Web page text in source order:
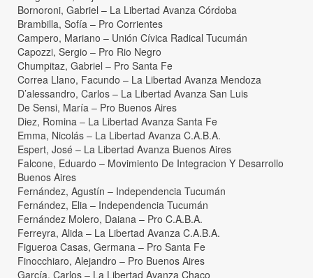
Bornoroni, Gabriel – La Libertad Avanza Córdoba
Brambilla, Sofía – Pro Corrientes
Campero, Mariano – Unión Cívica Radical Tucumán
Capozzi, Sergio – Pro Rio Negro
Chumpitaz, Gabriel – Pro Santa Fe
Correa Llano, Facundo – La Libertad Avanza Mendoza
D’alessandro, Carlos – La Libertad Avanza San Luis
De Sensi, María – Pro Buenos Aires
Diez, Romina – La Libertad Avanza Santa Fe
Emma, Nicolás – La Libertad Avanza C.A.B.A.
Espert, José – La Libertad Avanza Buenos Aires
Falcone, Eduardo – Movimiento De Integracion Y Desarrollo
Buenos Aires
Fernández, Agustín – Independencia Tucumán
Fernández, Elia – Independencia Tucumán
Fernández Molero, Daiana – Pro C.A.B.A.
Ferreyra, Alida – La Libertad Avanza C.A.B.A.
Figueroa Casas, Germana – Pro Santa Fe
Finocchiaro, Alejandro – Pro Buenos Aires
García, Carlos – La Libertad Avanza Chaco